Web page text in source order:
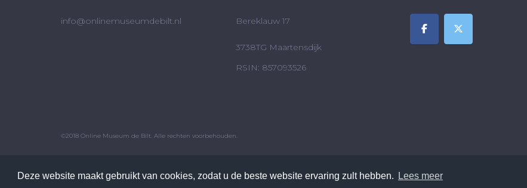
Deze website maakt gebruikt van cookies, zodat u de beste website ervaring zult hebben. Lees meer
info@onlinemuseumdebilt.nl Bereklauw 17
3738TG Maartensdijk
RSIN: 857093526
©2018 Online Museum de Bilt. Alle rechten voorbehouden.